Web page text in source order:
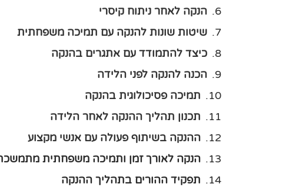
הנקה לאחר ניתוח קיסרי
שיטות שונות להנקה עם תמיכה משפחתית
כיצד להתמודד עם אתגרים בהנקה
הכנה להנקה לפני הלידה
תמיכה פסיכולוגית בהנקה
תכנון תהליך ההנקה לאחר הלידה
ההנקה בשיתוף פעולה עם אנשי מקצוע
הנקה לאורך זמן ותמיכה משפחתית
תפקיד ההורים בתהליך ההנקה